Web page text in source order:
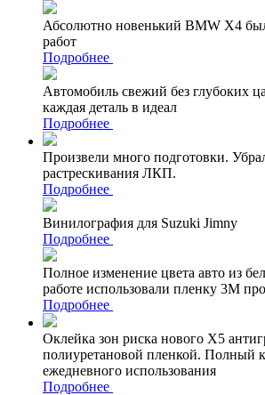
Абсолютно новенький BMW X4
работ
Подробнее
Автомобиль свежий без глубоких
каждая деталь в идеал
Подробнее
Произвели много подготовки.
растрескивания ЛКП.
Подробнее
Винилография для Suzuki Jimny
Подробнее
Полное изменение цвета авто из
работе использовали пленку 3М
Подробнее
Оклейка зон риска нового Х5
полиуретановой пленкой. Полный
ежедневного использования
Подробнее